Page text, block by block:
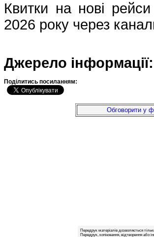
Квитки на нові
2026 року через
Джерело інформації:
Подiлитись посиланням:
Обговорити у
Передрук матеріалів дозволяється
Передрук, копіювання, відтворення або